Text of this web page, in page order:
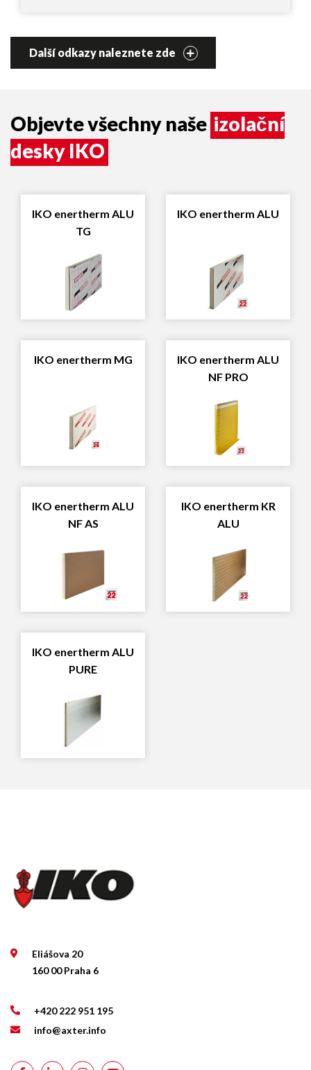
Další odkazy naleznete zde
Objevte všechny naše izolační
desky IKO
IKO enertherm ALU
TG
IKO enertherm ALU
IKO enertherm MG
IKO enertherm ALU
NF PRO
IKO enertherm ALU
NF AS
IKO enertherm KR
ALU
IKO enertherm ALU
PURE
Eliášova 20
160 00 Praha 6
+420 222 951 195
info@axter.info